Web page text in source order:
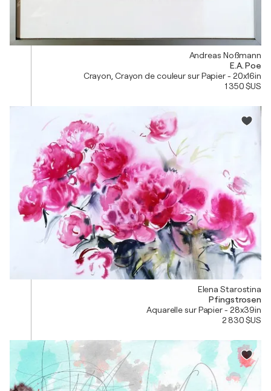
Andreas Noßmann
E.A. Poe
Crayon, Crayon de couleur sur Papier - 20x16in
1 350 $US
Elena Starostina
Pfingstrosen
Aquarelle sur Papier - 28x39in
2 830 $US